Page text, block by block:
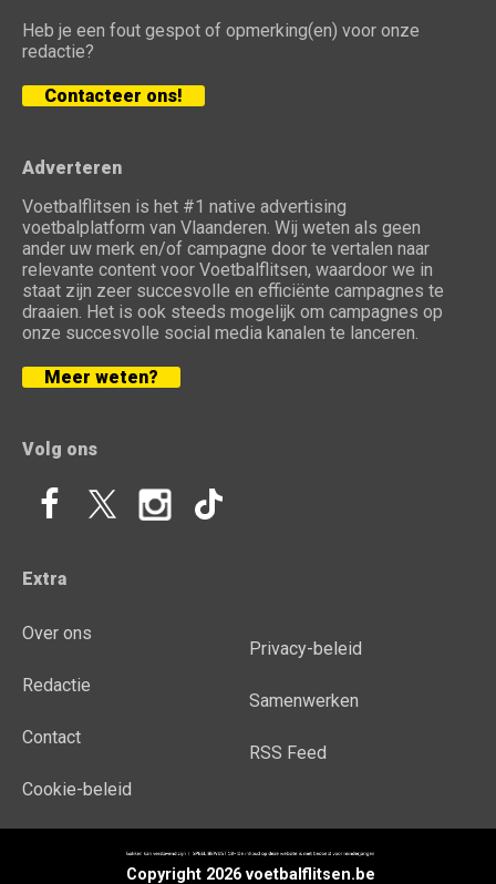
Heb je een fout gespot of opmerking(en) voor onze
redactie?
Contacteer ons!
Adverteren
Voetbalflitsen is het #1 native advertising
voetbalplatform van Vlaanderen. Wij weten als geen
ander uw merk en/of campagne door te vertalen naar
relevante content voor Voetbalflitsen, waardoor we in
staat zijn zeer succesvolle en efficiënte campagnes te
draaien. Het is ook steeds mogelijk om campagnes op
onze succesvolle social media kanalen te lanceren.
Meer weten?
Volg ons
Extra
Over ons
Redactie
Contact
Cookie-beleid
Privacy-beleid
Samenwerken
RSS Feed
Copyright 2026 voetbalflitsen.be